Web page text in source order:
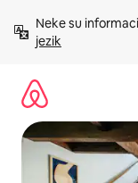
sadržaj
Neke su
jezik